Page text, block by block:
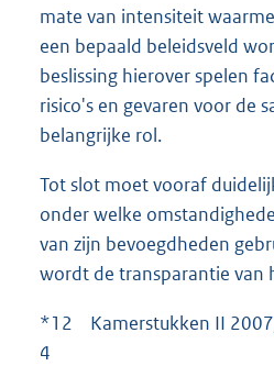
mate van intensiteit
een bepaald beleidsveld
beslissing hierover spelen
risico's en gevaren voor de
belangrijke rol.
Tot slot moet vooraf
onder welke
van zijn bevoegdheden
wordt de transparantie van
*12 Kamerstukken II
4